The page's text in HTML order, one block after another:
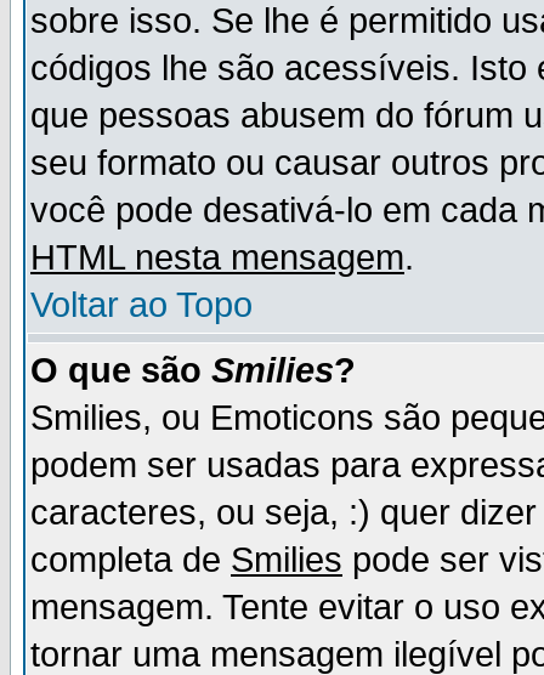
sobre isso. Se lhe é permitido
códigos lhe são acessíveis.
que pessoas abusem do fórum
seu formato ou causar outros
você pode desativá-lo em cada
HTML nesta mensagem.
Voltar ao Topo
O que são Smilies?
Smilies, ou Emoticons são
podem ser usadas para
caracteres, ou seja, :) quer
completa de Smilies pode ser
mensagem. Tente evitar o uso
tornar uma mensagem ilegível